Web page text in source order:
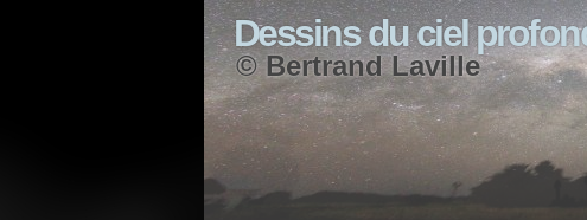
Dessins du ciel
© Bertrand Laville